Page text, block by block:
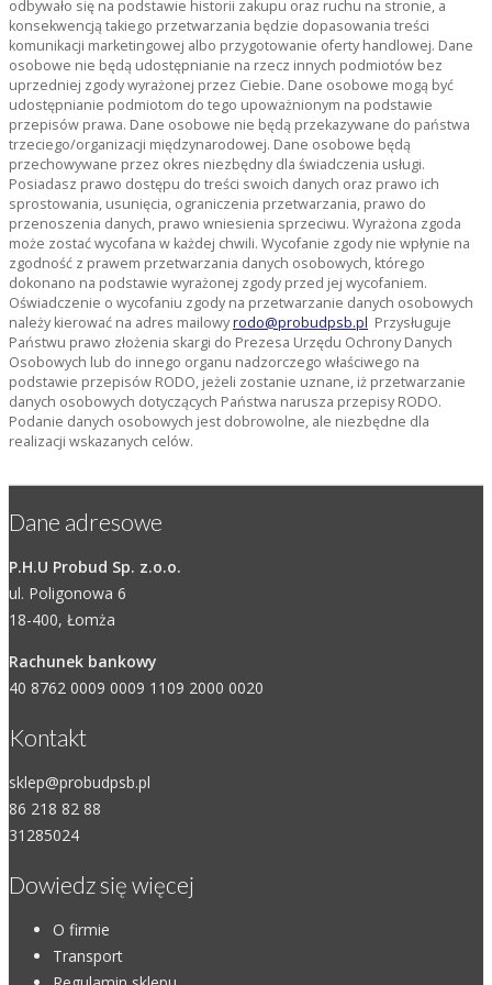
odbywało się na podstawie historii zakupu oraz ruchu na stronie, a
konsekwencją takiego przetwarzania będzie dopasowania treści
komunikacji marketingowej albo przygotowanie oferty handlowej. Dane
osobowe nie będą udostępnianie na rzecz innych podmiotów bez
uprzedniej zgody wyrażonej przez Ciebie. Dane osobowe mogą być
udostępnianie podmiotom do tego upoważnionym na podstawie
przepisów prawa. Dane osobowe nie będą przekazywane do państwa
trzeciego/organizacji międzynarodowej. Dane osobowe będą
przechowywane przez okres niezbędny dla świadczenia usługi.
Posiadasz prawo dostępu do treści swoich danych oraz prawo ich
sprostowania, usunięcia, ograniczenia przetwarzania, prawo do
przenoszenia danych, prawo wniesienia sprzeciwu. Wyrażona zgoda
może zostać wycofana w każdej chwili. Wycofanie zgody nie wpłynie na
zgodność z prawem przetwarzania danych osobowych, którego
dokonano na podstawie wyrażonej zgody przed jej wycofaniem.
Oświadczenie o wycofaniu zgody na przetwarzanie danych osobowych
należy kierować na adres mailowyrodo@probudpsb.pl Przysługuje
Państwu prawo złożenia skargi do Prezesa Urzędu Ochrony Danych
Osobowych lub do innego organu nadzorczego właściwego na
podstawie przepisów RODO, jeżeli zostanie uznane, iż przetwarzanie
danych osobowych dotyczących Państwa narusza przepisy RODO.
Podanie danych osobowych jest dobrowolne, ale niezbędne dla
realizacji wskazanych celów.
Dane adresowe
P.H.U Probud Sp. z.o.o.
ul. Poligonowa 6
18-400, Łomża
Rachunek bankowy
40 8762 0009 0009 1109 2000 0020
Kontakt
sklep@probudpsb.pl
86 218 82 88
31285024
Dowiedz się więcej
O firmie
Transport